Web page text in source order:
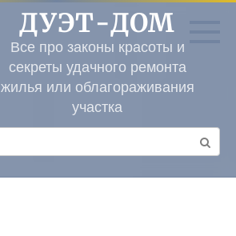
ДУЭТ-ДОМ
Все про законы красоты и
секреты удачного ремонта
жилья или облагораживания
участка